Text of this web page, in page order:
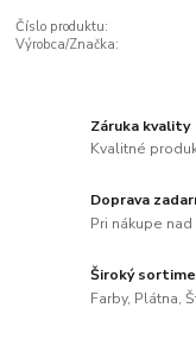
Číslo produktu:
Výrobca/Značka:
Záruka kvality
Kvalitné
Doprava
Pri nákupe nad
Široký
Farby, Plátna,